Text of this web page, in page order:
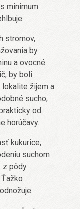
minimum
stromov,
by
a ovocné
by boli
lokalite žijem a
sucho,
od
horúčavy.
kukurice,
suchom
z pôdy.